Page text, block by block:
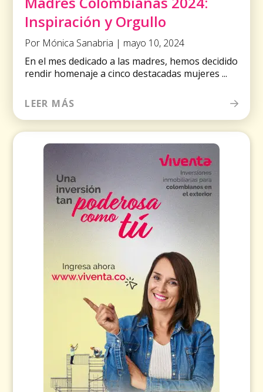
Inspiración y Orgullo
Por Mónica Sanabria | mayo 10, 2024
En el mes dedicado a las madres, hemos decidido
rendir homenaje a cinco destacadas mujeres ...
LEER MÁS